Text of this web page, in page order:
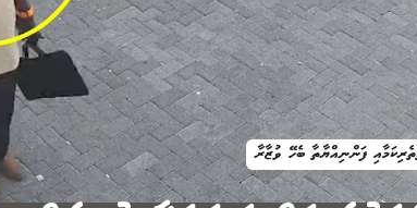
ފަންނިއްޔާތާ ބެހޭ ވުޒާރާ